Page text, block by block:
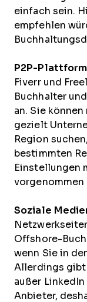
einfach sein.
empfehlen
P2P-
Fiverr und
Buchhalter
an. Sie
gezielt
Region
bestimmten
Einstellungen
vorgenommen
Soziale
Offshore-
wenn Sie in
Allerdings gibt
außer
Anbieter,